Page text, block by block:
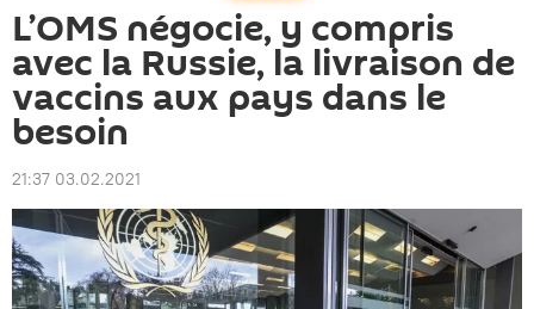
L’OMS négocie, y compris
avec la Russie, la livraison de
vaccins aux pays dans le
besoin
21:37 03.02.2021